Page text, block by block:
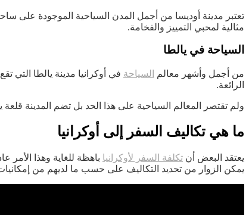
تعتبر مدينة أوديسا من أجمل المدن السياحية الموجودة على
مثالية لمحبي التمييز والفخامة.
السياحة في يالطا
من أجمل وأشهر معالم السياحة في أوكرانيا مدينة يالطا التي
الرائعة.
ولم تقتصر المعالم السياحية على هذا الحد بل تضم المدينة قلعة
ما هي تكاليف السفر إلى أوكرانيا
يعتقد البعض أن تكلفة السفر لأوكرانيا باهظة للغاية وهذا الأمر
يمكن الزوار من تحديد التكاليف على حسب ما لديهم من